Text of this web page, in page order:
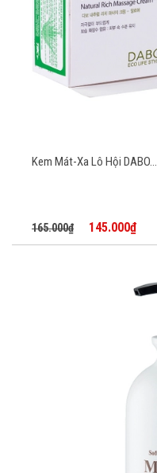
Kem Mát-Xa Lô Hội DABO...
165.000₫ 145.000₫